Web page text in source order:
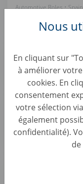
Nous
En cliquant sur
à améliorer
cookies. En
consentement
votre sélection
également
confidentialité).
Automotive Roles •
Automotive Roles •
compramostucoche.es
Administrativo/
Mallorca
Automotive Roles •
compramostucoche.es
Automotive Roles •